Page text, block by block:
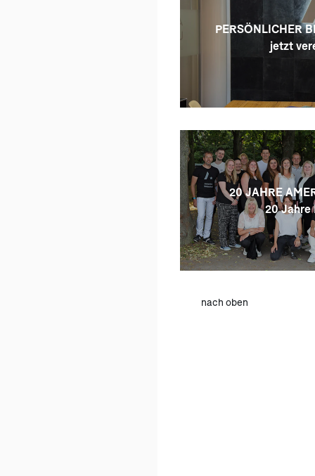
PERSÖNLICHER
jetzt
20 JAHRE
20 Jahre
nach oben